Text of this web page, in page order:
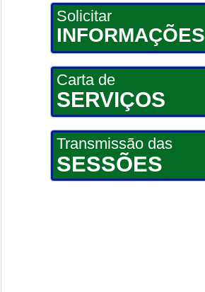
Solicitar
INFORMAÇÕES
Carta de
SERVIÇOS
Transmissão das
SESSÕES